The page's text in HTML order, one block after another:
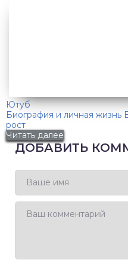
Ютуб
Биография и личная жизнь
рост
Читать далее
ДОБАВИТЬ